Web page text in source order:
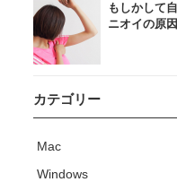
もしかして
ニオイの原
カテゴリー
Mac
Windows